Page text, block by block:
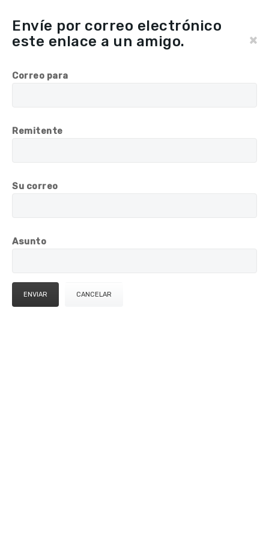
Envíe por correo electrónico
este enlace a un amigo.
×
Correo para
Remitente
Su correo
Asunto
ENVIAR CANCELAR